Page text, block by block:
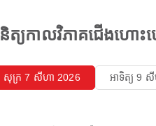
ត្យកាលវិភាគជើងហោ
សុក្រ 7 សីហា 2026 អាទិត្យ 9